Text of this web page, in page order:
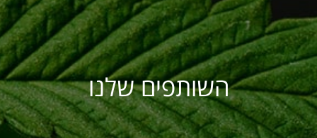
השותפים שלנו